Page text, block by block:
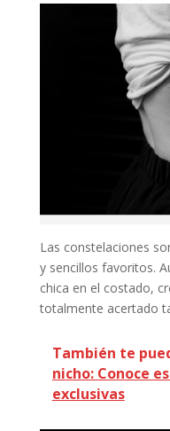
Las constelaciones
y sencillos favoritos.
chica en el costado,
totalmente acertado
También te
nicho: Conoce
exclusivas